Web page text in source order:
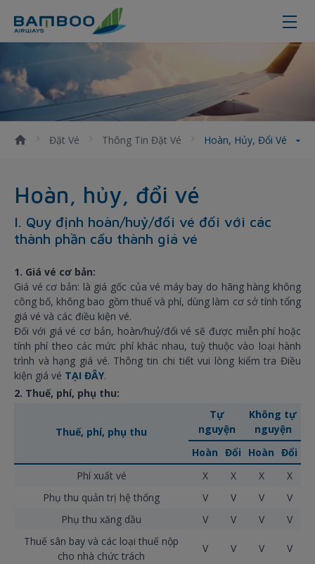
Hoàn, hủy, đổi vé - Bamboo
Đặt Vé Thông Tin Đặt Vé Hoàn, Hủy, Đổi Vé
Hoàn, hủy, đổi vé
I. Quy định hoàn/huỷ/đổi vé đối với các
thành phần cấu thành giá vé
1. Giá vé cơ bản:
Giá vé cơ bản: là giá gốc của vé máy bay do hãng hàng không
công bố, không bao gồm thuế và phí, dùng làm cơ sở tính tổng
giá vé và các điều kiện vé.
Đối với giá vé cơ bản, hoàn/huỷ/đổi vé sẽ được miễn phí hoặc
tính phí theo các mức phí khác nhau, tuỳ thuộc vào loại hành
trình và hạng giá vé. Thông tin chi tiết vui lòng kiểm tra Điều
kiện giá vé TẠI ĐÂY.
2. Thuế, phí, phụ thu:
Thuế, phí, phụ thu
Tự
nguyện
Không tự
nguyện
Hoàn Đổi Hoàn Đổi
Phí xuất vé
X X X
X
Phụ thu quản trị hệ thống
V V V
V
Phụ thu xăng dầu
V V V
V
Thuế sân bay và các loại thuế nộp
cho nhà chức trách
V V V V